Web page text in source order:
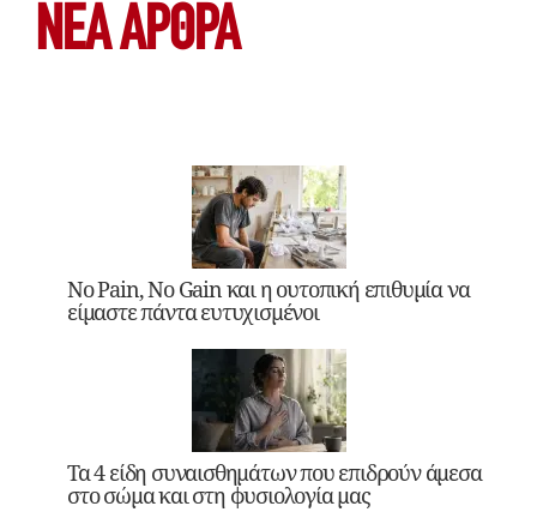
ΝΕΑ ΆΡΘΡΑ
No Pain, No Gain και η ουτοπική επιθυμία να
είμαστε πάντα ευτυχισμένοι
Τα 4 είδη συναισθημάτων που επιδρούν άμεσα
στο σώμα και στη φυσιολογία μας